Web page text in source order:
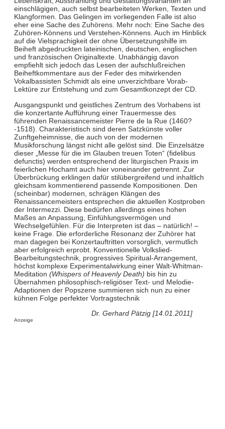
einschlägigen, auch selbst bearbeiteten Werken, Texten und
Klangformen. Das Gelingen im vorliegenden Falle ist also
eher eine Sache des Zuhörens. Mehr noch: Eine Sache des
Zuhören-Könnens und Verstehen-Könnens. Auch im Hinblick
auf die Vielsprachigkeit der ohne Übersetzungshilfe im
Beiheft abgedruckten lateinischen, deutschen, englischen
und französischen Originaltexte. Unabhängig davon
empfiehlt sich jedoch das Lesen der aufschlußreichen
Beiheftkommentare aus der Feder des mitwirkenden
Vokalbassisten Schmidt als eine unverzichtbare Vorab-
Lektüre zur Entstehung und zum Gesamtkonzept der CD.
Ausgangspunkt und geistliches Zentrum des Vorhabens ist
die konzertante Aufführung einer Trauermesse des
führenden Renaissancemeister Pierre de la Rue (1460?
-1518). Charakteristisch sind deren Satzkünste voller
Zunftgeheimnisse, die auch von der modernen
Musikforschung längst nicht alle gelöst sind. Die Einzelsätze
dieser „Messe für die im Glauben treuen Toten“ (fidelibus
defunctis) werden entsprechend der liturgischen Praxis im
feierlichen Hochamt auch hier voneinander getrennt. Zur
Überbrückung erklingen dafür stilübergreifend und inhaltlich
gleichsam kommentierend passende Kompositionen. Den
(scheinbar) modernen, schrägen Klängen des
Renaissancemeisters entsprechen die aktuellen Kostproben
der Intermezzi. Diese bedürfen allerdings eines hohen
Maßes an Anpassung, Einfühlungsvermögen und
Wechselgefühlen. Für die Interpreten ist das – natürlich! –
keine Frage. Die erforderliche Resonanz der Zuhörer hat
man dagegen bei Konzertauftritten vorsorglich, vermutlich
aber erfolgreich erprobt. Konventionelle Volkslied-
Bearbeitungstechnik, progressives Spiritual-Arrangement,
höchst komplexe Experimentalwirkung einer Walt-Whitman-
Meditation (Whispers of Heavenly Death) bis hin zu
Übernahmen philosophisch-religiöser Text- und Melodie-
Adaptionen der Popszene summieren sich nun zu einer
kühnen Folge perfekter Vortragstechnik
Dr. Gerhard Pätzig [14.01.2011]
Anzeige